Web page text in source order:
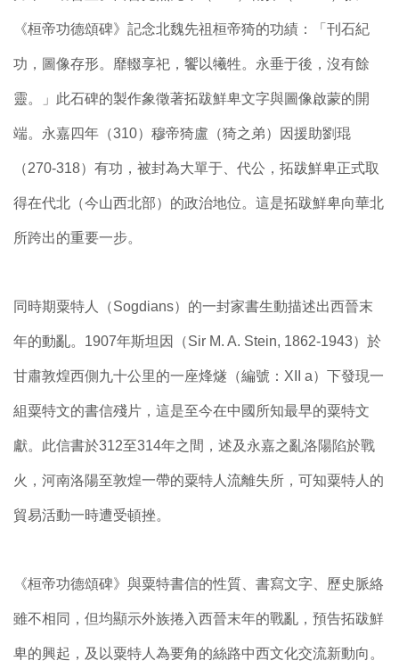
《桓帝功德頌碑》記念北魏先祖桓帝猗的功績：「刊石紀
功，圖像存形。靡輟享祀，饗以犧牲。永垂于後，沒有餘
靈。」此石碑的製作象徵著拓跋鮮卑文字與圖像啟蒙的開
端。永嘉四年（310）穆帝猗盧（猗之弟）因援助劉琨
（270-318）有功，被封為大單于、代公，拓跋鮮卑正式取
得在代北（今山西北部）的政治地位。這是拓跋鮮卑向華北
所跨出的重要一步。
同時期粟特人（Sogdians）的一封家書生動描述出西晉末
年的動亂。1907年斯坦因（Sir M. A. Stein, 1862-1943）於
甘肅敦煌西側九十公里的一座烽燧（編號：XII a）下發現一
組粟特文的書信殘片，這是至今在中國所知最早的粟特文
獻。此信書於312至314年之間，述及永嘉之亂洛陽陷於戰
火，河南洛陽至敦煌一帶的粟特人流離失所，可知粟特人的
貿易活動一時遭受頓挫。
《桓帝功德頌碑》與粟特書信的性質、書寫文字、歷史脈絡
雖不相同，但均顯示外族捲入西晉末年的戰亂，預告拓跋鮮
卑的興起，及以粟特人為要角的絲路中西文化交流新動向。